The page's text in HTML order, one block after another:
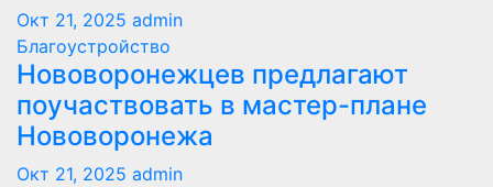
Окт 21, 2025 admin
Благоустройство
Нововоронежцев предлагают
поучаствовать в мастер-плане
Нововоронежа
Окт 21, 2025 admin